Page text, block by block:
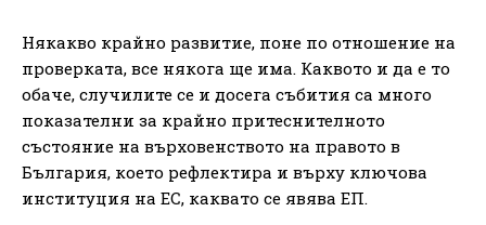
Някакво крайно развитие, поне по отношение на
проверката, все някога ще има. Каквото и да е то
обаче, случилите се и досега събития са много
показателни за крайно притеснителното
състояние на върховенството на правото в
България, което рефлектира и върху ключова
институция на ЕС, каквато се явява ЕП.